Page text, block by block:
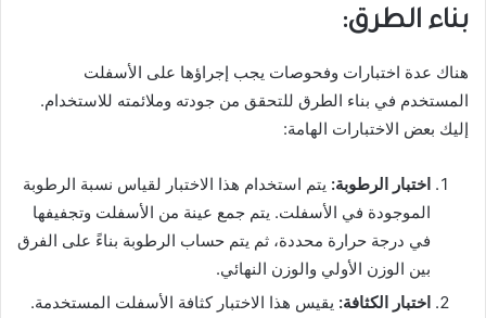
بناء الطرق:
هناك عدة اختبارات وفحوصات يجب إجراؤها على الأسفلت
المستخدم في بناء الطرق للتحقق من جودته وملائمته للاستخدام.
إليك بعض الاختبارات الهامة:
اختبار الرطوبة: يتم استخدام هذا الاختبار لقياس نسبة الرطوبة
الموجودة في الأسفلت. يتم جمع عينة من الأسفلت وتجفيفها
في درجة حرارة محددة، ثم يتم حساب الرطوبة بناءً على الفرق
بين الوزن الأولي والوزن النهائي.
اختبار الكثافة: يقيس هذا الاختبار كثافة الأسفلت المستخدمة.